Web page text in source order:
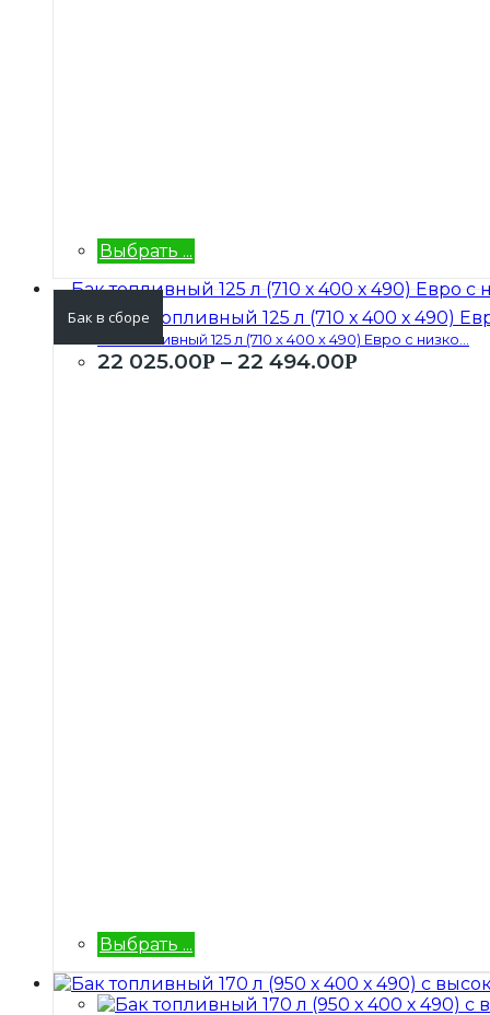
Выбрать ...
Бак в сборе
Бак топливный 125 л (710 х 400 х 490) Евро с низко...
22 025.00Р – 22 494.00Р
Выбрать ...